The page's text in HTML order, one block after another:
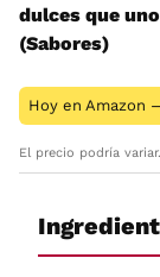
dulces que
(Sabores)
Hoy en Amazon
El precio podría